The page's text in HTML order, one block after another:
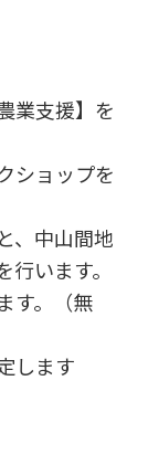
業支援】を
ショップを
、中山間地
います。
す。（無
します